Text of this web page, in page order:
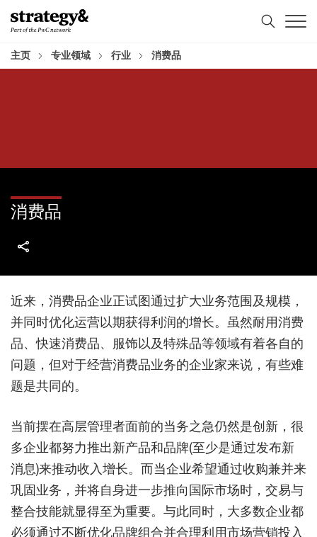
Skip
to
Skip
to
主页 专业领域 行业 消费品
消费品
近来，消费品企业正试图通过扩大业务范围及规模，
并同时优化运营以期获得利润的增长。虽然耐用消费
品、快速消费品、服饰以及特殊品等领域有着各自的
问题，但对于经营消费品业务的企业家来说，有些难
题是共同的。
当前摆在高层管理者面前的当务之急仍然是创新，很
多企业都努力推出新产品和品牌(至少是通过发布新
消息)来推动收入增长。而当企业希望通过收购兼并来
巩固业务，并将自身进一步推向国际市场时，交易与
整合技能就显得至为重要。与此同时，大多数企业都
必须通过不断优化品牌组合并合理利用市场营销投入